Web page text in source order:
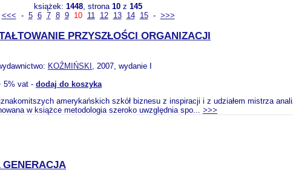
książek: 1448, strona 10 z 145
<<< - 5 6 7 8 9 10 11 12 13 14 15- >>>
PRZYSZŁOŚCI ORGANIZACJI
KOŹMIŃSKI , 2007, wydanie I
5% vat - dodaj do koszyka
amerykańskich szkół biznesu z inspiracji i z udziałem mistrza
w książce metodologia szeroko uwzględnia spo... >>>